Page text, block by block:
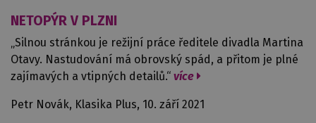
NETOPÝR V PLZNI
„Silnou stránkou je režijní práce ředitele divadla Martina
Otavy. Nastudování má obrovský spád, a přitom je plné
zajímavých a vtipných detailů.“ více
Petr Novák, Klasika Plus, 10. září 2021